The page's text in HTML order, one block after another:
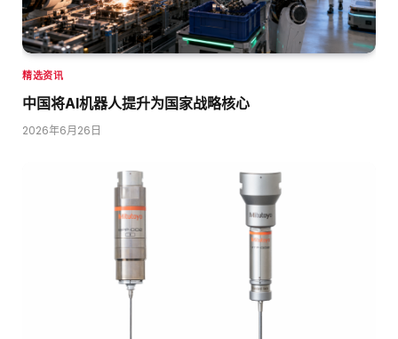
精选资讯
中国将AI机器人提升为国家战略核心
2026年6月26日